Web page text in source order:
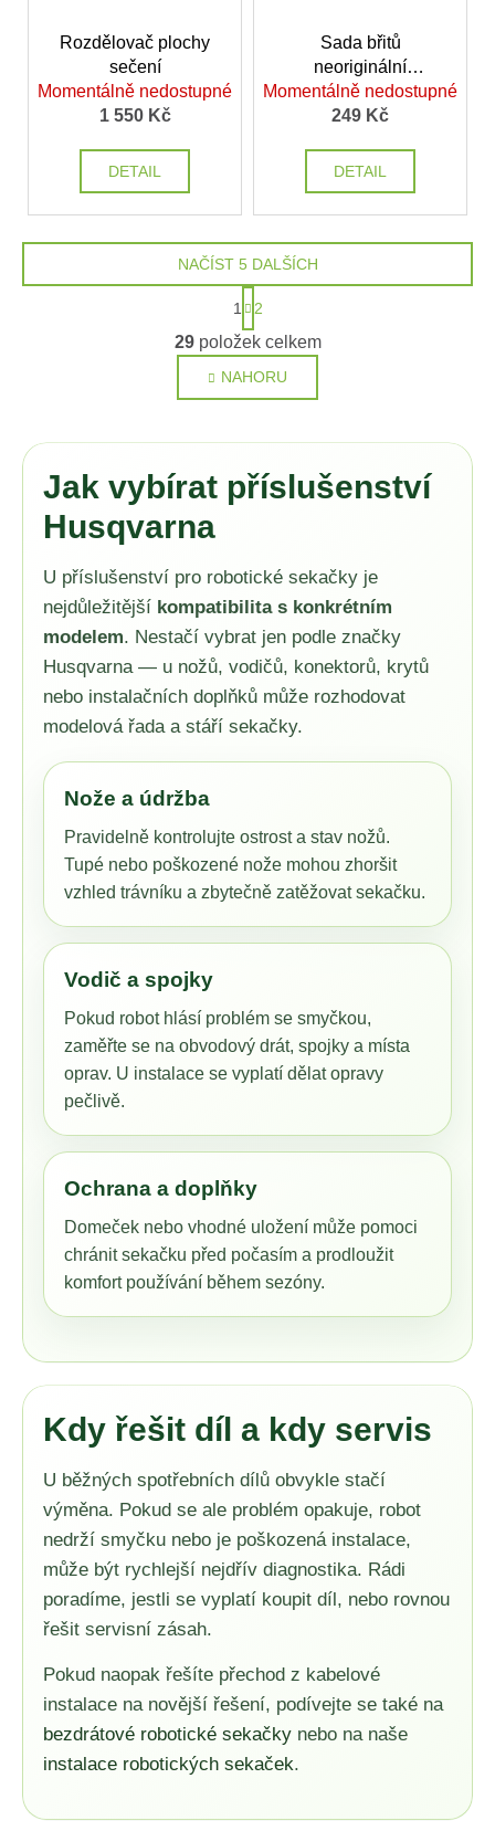
Rozdělovač plochy
sečení
Momentálně nedostupné
1 550 Kč
DETAIL
Sada břitů
neoriginální
Automower / Gardena
Momentálně nedostupné
249 Kč
DETAIL
O
v
l
á
c
í
v
k
v
ý
p
i
u
NAČÍST 5 DALŠÍCH
S
t
r
á
n
k
v
n
í
1 2
29položek celkem
NAHORU
Jak vybírat příslušenství
Husqvarna
U příslušenství pro robotické sekačky je
nejdůležitější kompatibilita s konkrétním
modelem. Nestačí vybrat jen podle značky
Husqvarna — u nožů, vodičů, konektorů, krytů
nebo instalačních doplňků může rozhodovat
modelová řada a stáří sekačky.
Nože a údržba
Pravidelně kontrolujte ostrost a stav nožů.
Tupé nebo poškozené nože mohou zhoršit
vzhled trávníku a zbytečně zatěžovat sekačku.
Vodič a spojky
Pokud robot hlásí problém se smyčkou,
zaměřte se na obvodový drát, spojky a místa
oprav. U instalace se vyplatí dělat opravy
pečlivě.
Ochrana a doplňky
Domeček nebo vhodné uložení může pomoci
chránit sekačku před počasím a prodloužit
komfort používání během sezóny.
Kdy řešit díl a kdy servis
U běžných spotřebních dílů obvykle stačí
výměna. Pokud se ale problém opakuje, robot
nedrží smyčku nebo je poškozená instalace,
může být rychlejší nejdřív diagnostika. Rádi
poradíme, jestli se vyplatí koupit díl, nebo rovnou
řešit servisní zásah.
Pokud naopak řešíte přechod z kabelové
instalace na novější řešení, podívejte se také na
bezdrátové robotické sekačky nebo na naše
instalace robotických sekaček.